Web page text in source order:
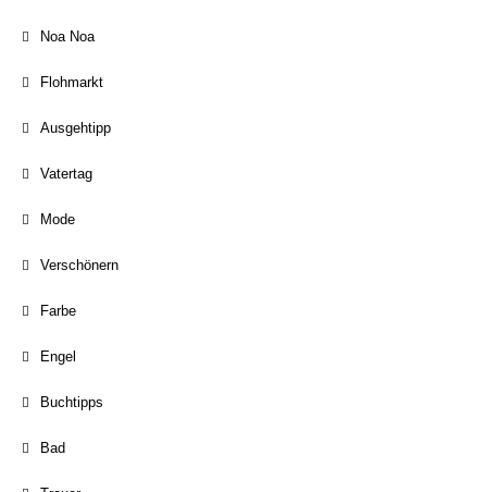
Noa Noa
Flohmarkt
Ausgehtipp
Vatertag
Mode
Verschönern
Farbe
Engel
Buchtipps
Bad